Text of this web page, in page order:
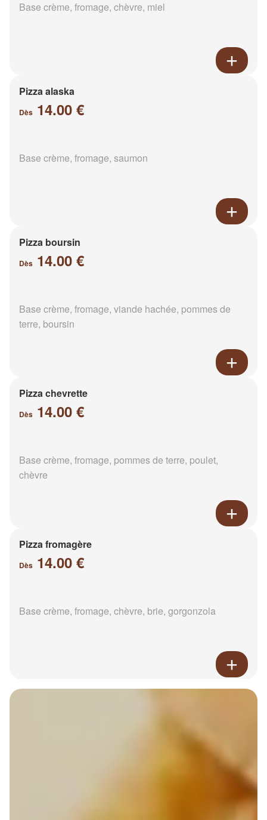
Base crème, fromage, chèvre, miel
Pizza alaska
Dès 14.00 €
Base crème, fromage, saumon
Pizza boursin
Dès 14.00 €
Base crème, fromage, viande hachée, pommes de
terre, boursin
Pizza chevrette
Dès 14.00 €
Base crème, fromage, pommes de terre, poulet,
chèvre
Pizza fromagère
Dès 14.00 €
Base crème, fromage, chèvre, brie, gorgonzola